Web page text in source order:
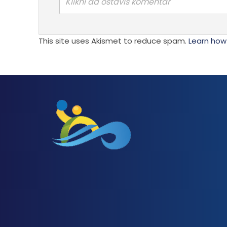
This site uses Akismet to reduce spam. Learn